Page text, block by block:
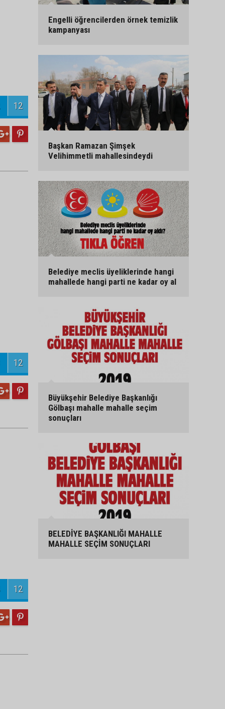
12
12
12
Engelli öğrencilerden örnek temizlik
kampanyası
Başkan Ramazan Şimşek
Velihimmetli mahallesindeydi
Belediye meclis üyeliklerinde hangi
mahallede hangi parti ne kadar oy al
Büyükşehir Belediye Başkanlığı
Gölbaşı mahalle mahalle seçim
sonuçları
BELEDİYE BAŞKANLIĞI MAHALLE
MAHALLE SEÇİM SONUÇLARI